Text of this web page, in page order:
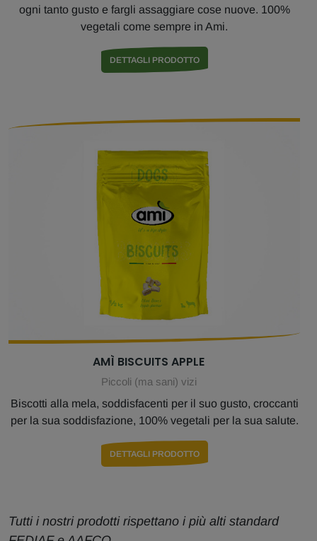
ogni tanto gusto e fargli assaggiare cose nuove. 100%
vegetali come sempre in Ami.
DETTAGLI PRODOTTO
AMÌ BISCUITS APPLE
Piccoli (ma sani) vizi
Biscotti alla mela, soddisfacenti per il suo gusto, croccanti
per la sua soddisfazione, 100% vegetali per la sua salute.
DETTAGLI PRODOTTO
Tutti i nostri prodotti rispettano i più alti standard